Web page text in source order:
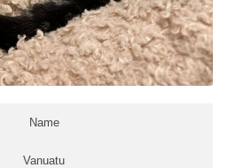
Name
Vanuatu